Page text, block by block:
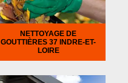
NETTOYAGE DE
GOUTTIÈRES 37 INDRE-ET-
LOIRE